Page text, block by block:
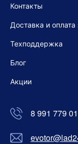
Контакты
Доставка и оплата
Техподдержка
Блог
Акции
8 991 779